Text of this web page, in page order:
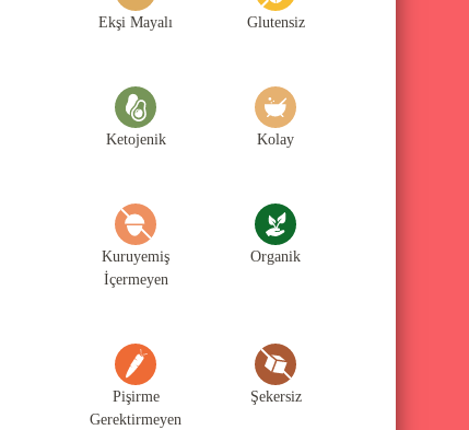
Ekşi Mayalı Glutensiz
Ketojenik Kolay
Kuruyemiş
İçermeyen
Organik
Pişirme
Gerektirmeyen
Şekersiz